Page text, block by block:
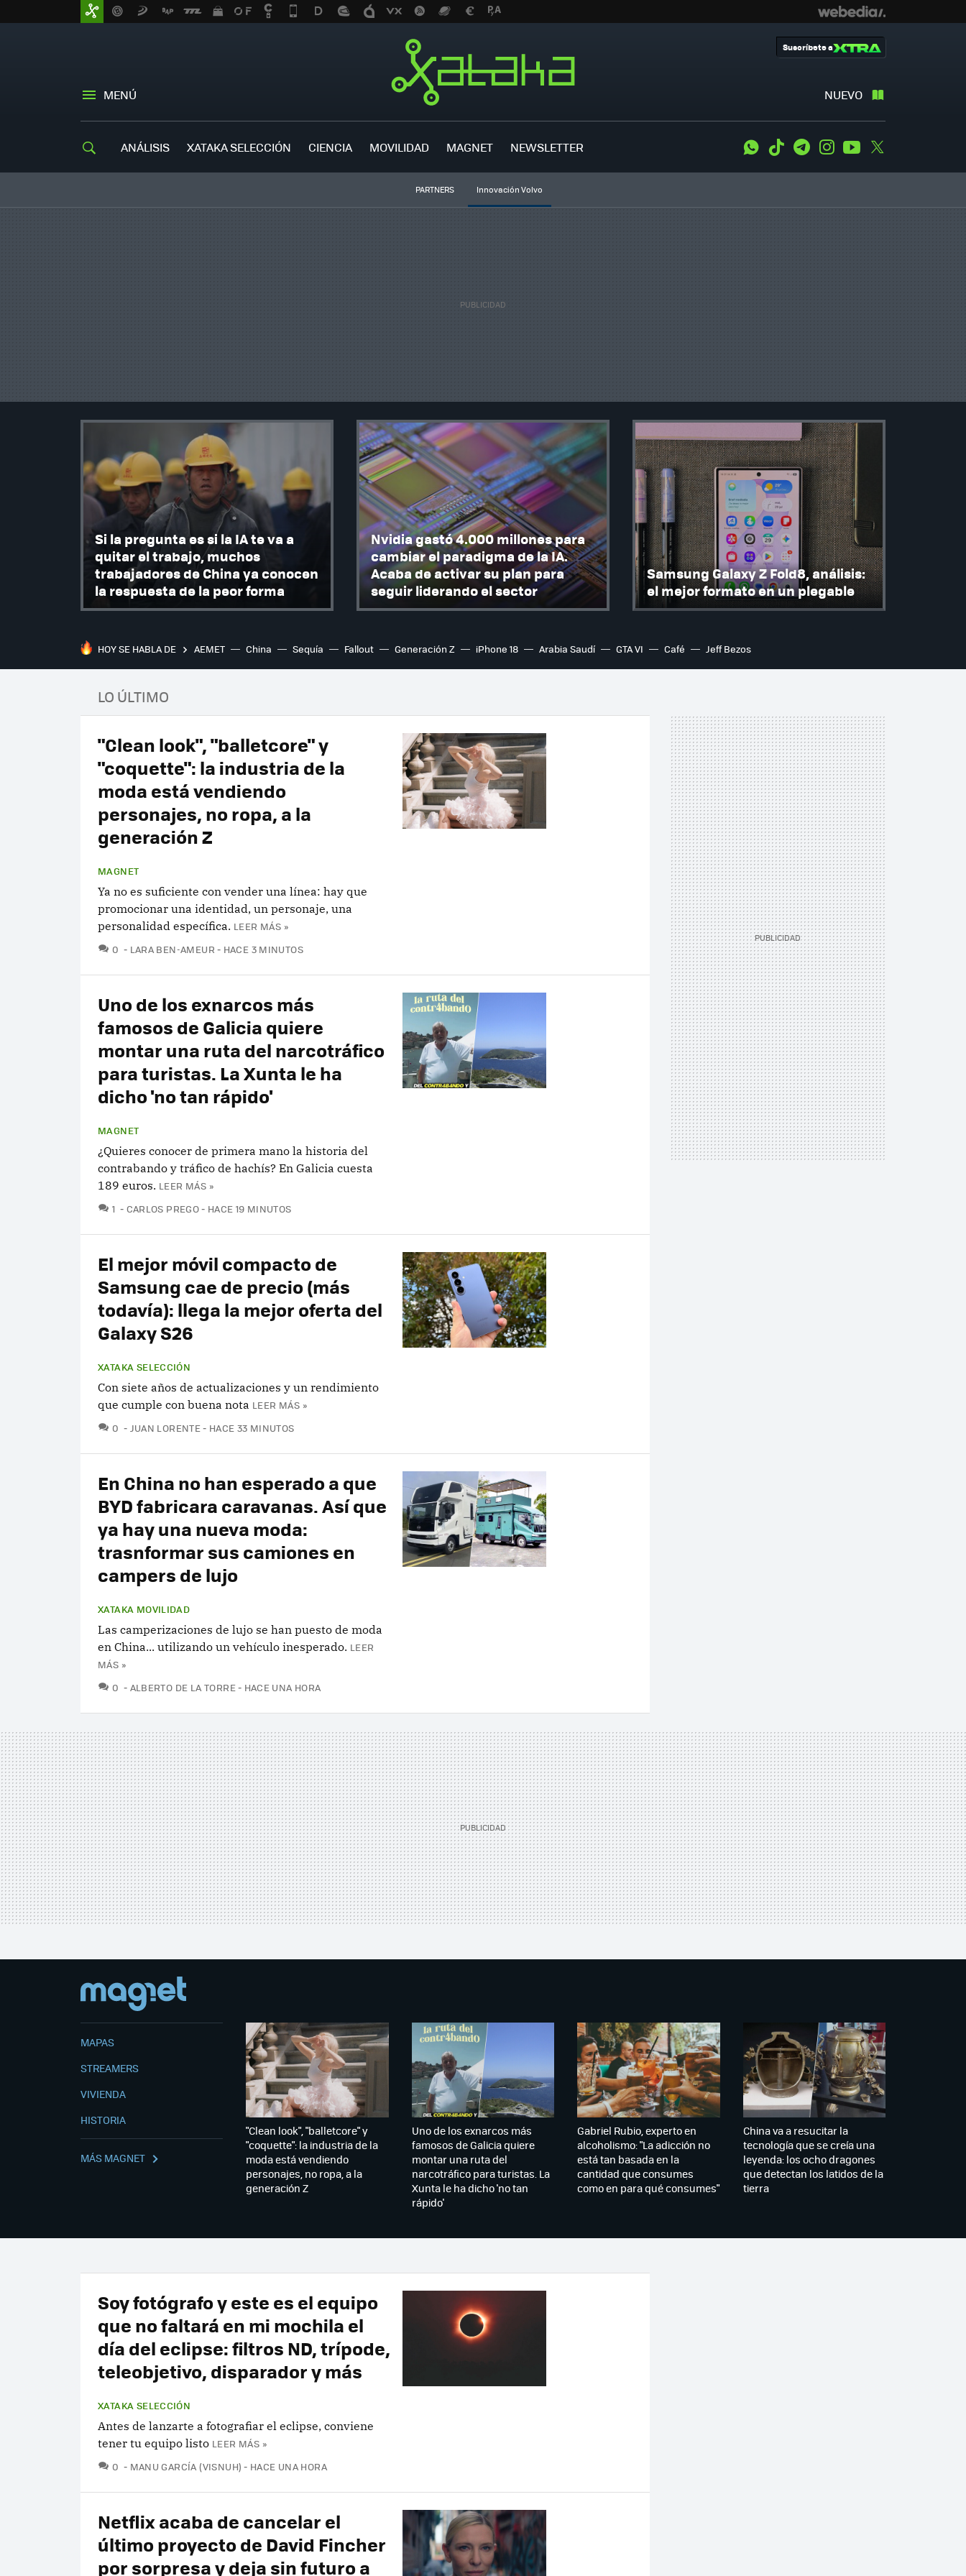
MENÚ NUEVO
Suscríbete a
ANÁLISIS XATAKA SELECCIÓN CIENCIA MOVILIDAD MAGNET NEWSLETTER WhatsApp
Tiktok TelegramInstagramYoutube
PARTNERS Innovación Volvo
Si la pregunta es si la IA te va a
quitar el trabajo, muchos
trabajadores de China ya conocen
la respuesta de la peor forma
Nvidia gastó 4.000 millones para
cambiar el paradigma de la IA.
Acaba de activar su plan para
seguir liderando el sector
Samsung Galaxy Z Fold8, análisis:
el mejor formato en un plegable
HOY SE HABLA DE AEMET China Sequía Fallout Generación Z iPhone 18 Arabia Saudí GTA VI Café Jeff Bezos
LO ÚLTIMO
"Clean look", "balletcore" y
"coquette": la industria de la
moda está vendiendo
personajes, no ropa, a la
generación Z
MAGNET
Ya no es suficiente con vender una línea: hay que
promocionar una identidad, un personaje, una
personalidad específica. LEER MÁS »
0 COMENTARIOS
LARA BEN-AMEUR HACE 3 MINUTOS
Uno de los exnarcos más
famosos de Galicia quiere
montar una ruta del narcotráfico
para turistas. La Xunta le ha
dicho 'no tan rápido'
MAGNET
¿Quieres conocer de primera mano la historia del
contrabando y tráfico de hachís? En Galicia cuesta
189 euros. LEER MÁS »
1 COMENTARIOS
CARLOS PREGO HACE 19 MINUTOS
El mejor móvil compacto de
Samsung cae de precio (más
todavía): llega la mejor oferta del
Galaxy S26
XATAKA SELECCIÓN
Con siete años de actualizaciones y un rendimiento
que cumple con buena nota LEER MÁS »
0 COMENTARIOS
JUAN LORENTE HACE 33 MINUTOS
En China no han esperado a que
BYD fabricara caravanas. Así que
ya hay una nueva moda:
trasnformar sus camiones en
campers de lujo
XATAKA MOVILIDAD
Las camperizaciones de lujo se han puesto de moda
en China... utilizando un vehículo inesperado. LEER
MÁS »
0 COMENTARIOS
ALBERTO DE LA TORRE HACE UNA HORA
MAPAS
STREAMERS
VIVIENDA
HISTORIA
MÁS MAGNET
"Clean look", "balletcore" y
"coquette": la industria de la
moda está vendiendo
personajes, no ropa, a la
generación Z
Uno de los exnarcos más
famosos de Galicia quiere
montar una ruta del
narcotráfico para turistas. La
Xunta le ha dicho 'no tan
rápido'
Gabriel Rubio, experto en
alcoholismo: "La adicción no
está tan basada en la
cantidad que consumes
como en para qué consumes"
China va a resucitar la
tecnología que se creía una
leyenda: los ocho dragones
que detectan los latidos de la
tierra
Soy fotógrafo y este es el equipo
que no faltará en mi mochila el
día del eclipse: filtros ND, trípode,
teleobjetivo, disparador y más
XATAKA SELECCIÓN
Antes de lanzarte a fotografiar el eclipse, conviene
tener tu equipo listo LEER MÁS »
0 COMENTARIOS
MANU GARCÍA (VISNUH) HACE UNA HORA
Netflix acaba de cancelar el
último proyecto de David Fincher
por sorpresa y deja sin futuro a